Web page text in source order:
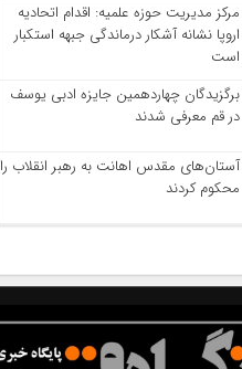
مرکز مدیریت حوزه علمیه: اقدام اتحادیه
اروپا نشانه آشکار درماندگی جبهه استکبار
است
برگزیدگان چهاردهمین جایزه ادبی یوسف
در قم معرفی شدند
آستان‌های مقدس اهانت به رهبر انقلاب را
محکوم کردند